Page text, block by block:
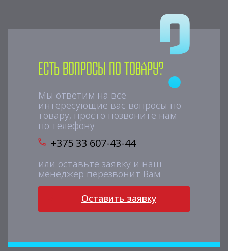
Есть вопросы по товару?
Мы ответим на все
интересующие вас вопросы по
товару, просто позвоните нам
по телефону
+375 33 607-43-44
или оставьте заявку и наш
менеджер перезвонит Вам
Оставить заявку